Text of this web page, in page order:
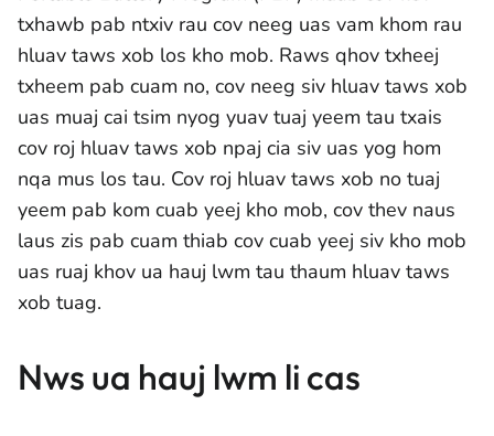
txhawb pab ntxiv rau cov neeg uas vam khom rau
hluav taws xob los kho mob. Raws qhov txheej
txheem pab cuam no, cov neeg siv hluav taws xob
uas muaj cai tsim nyog yuav tuaj yeem tau txais
cov roj hluav taws xob npaj cia siv uas yog hom
nqa mus los tau. Cov roj hluav taws xob no tuaj
yeem pab kom cuab yeej kho mob, cov thev naus
laus zis pab cuam thiab cov cuab yeej siv kho mob
uas ruaj khov ua hauj lwm tau thaum hluav taws
xob tuag.
Nws ua hauj lwm li cas